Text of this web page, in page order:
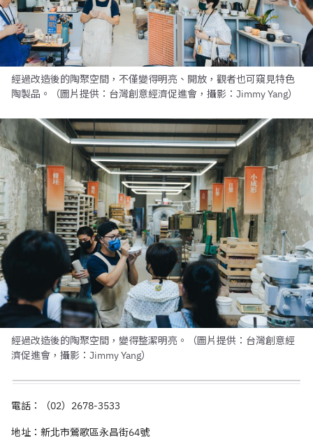
經過改造後的陶聚空間，不僅變得明亮、開放，觀者也可窺見特色
陶製品。（圖片提供：台灣創意經濟促進會，攝影：Jimmy Yang）
經過改造後的陶聚空間，變得整潔明亮。（圖片提供：台灣創意經
濟促進會，攝影：Jimmy Yang）
電話：（02）2678-3533
地址：新北市鶯歌區永昌街64號